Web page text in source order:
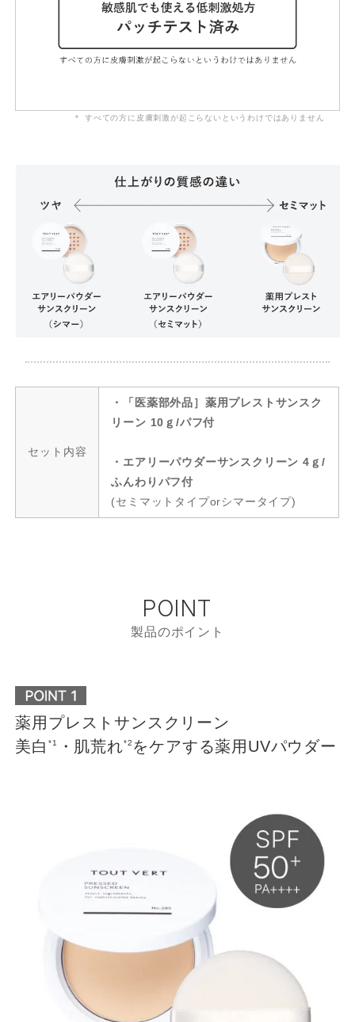
＊ すべての方に皮膚刺激が起こらないというわけではありません
セット内容
・「医薬部外品］薬用プレストサンスク
リーン 10ｇ/パフ付
・エアリーパウダーサンスクリーン 4ｇ/
ふんわりパフ付
(セミマットタイプorシマータイプ)
POINT
製品のポイント
薬用プレストサンスクリーン
美白 *1 ・肌荒れ*2 をケアする薬用UVパウダー